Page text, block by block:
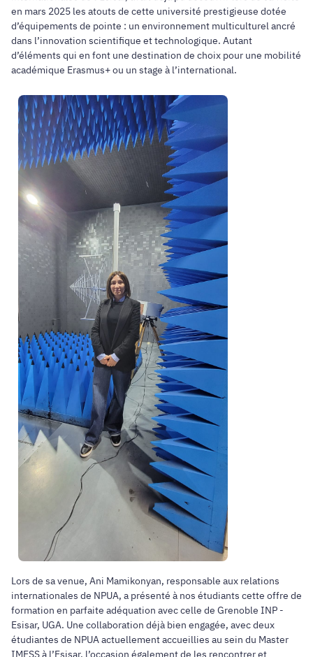
en mars 2025 les atouts de cette université prestigieuse dotée
d’équipements de pointe : un environnement multiculturel ancré
dans l’innovation scientifique et technologique. Autant
d’éléments qui en font une destination de choix pour une mobilité
académique Erasmus+ ou un stage à l’international.
Lors de sa venue, Ani Mamikonyan, responsable aux relations
internationales de NPUA, a présenté à nos étudiants cette offre de
formation en parfaite adéquation avec celle de Grenoble INP -
Esisar, UGA. Une collaboration déjà bien engagée, avec deux
étudiantes de NPUA actuellement accueillies au sein du Master
IMESS à l’Esisar, l’occasion également de les rencontrer et